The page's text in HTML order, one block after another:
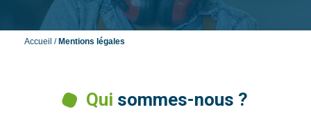
Accueil / Mentions légales
Qui sommes-nous ?